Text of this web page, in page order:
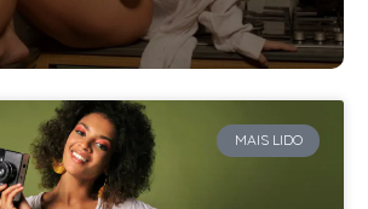
MAIS LIDO